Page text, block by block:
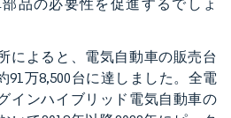
品の必要性を促進するでしょ
によると、電気自動車の販売台
91万8,500台に達しました。全電
インハイブリッド電気自動車の